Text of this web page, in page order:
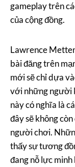
gameplay trên
của cộng đồng.
Lawrence
bài đăng trên
mới sẽ chỉ dựa
với những người
này có nghĩa là
đây sẽ không
người chơi.
thấy sự tương
đang nỗ lực